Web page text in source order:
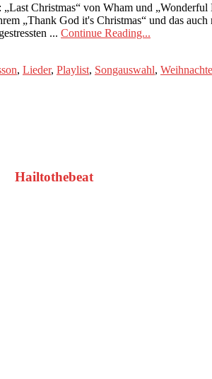
Christmas“ von Wham und
„Thank God it's Christmas“ und das
... Continue Reading...
, Lieder, Playlist, Songauswahl,
Hailtothebeat